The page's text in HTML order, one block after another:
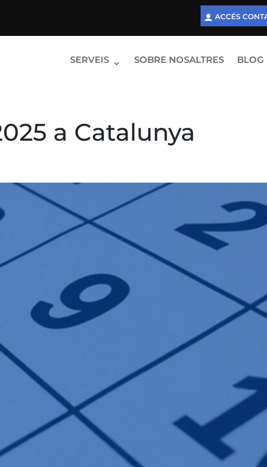
ACCÉS
SERVEIS SOBRE NOSALTRES BLOG
a Catalunya